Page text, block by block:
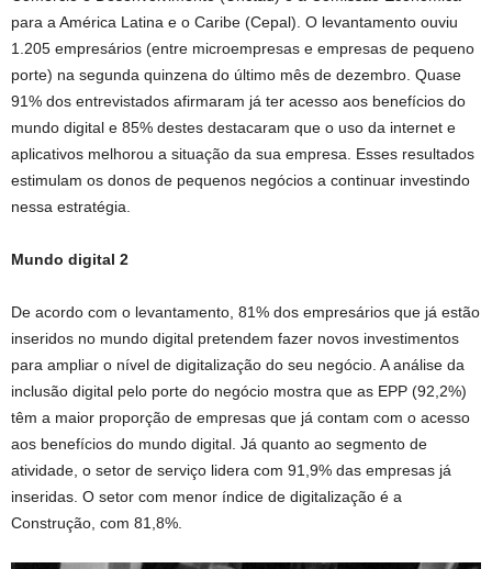
para a América Latina e o Caribe (Cepal). O levantamento ouviu
1.205 empresários (entre microempresas e empresas de pequeno
porte) na segunda quinzena do último mês de dezembro. Quase
91% dos entrevistados afirmaram já ter acesso aos benefícios do
mundo digital e 85% destes destacaram que o uso da internet e
aplicativos melhorou a situação da sua empresa. Esses resultados
estimulam os donos de pequenos negócios a continuar investindo
nessa estratégia.
Mundo digital 2
De acordo com o levantamento, 81% dos empresários que já estão
inseridos no mundo digital pretendem fazer novos investimentos
para ampliar o nível de digitalização do seu negócio. A análise da
inclusão digital pelo porte do negócio mostra que as EPP (92,2%)
têm a maior proporção de empresas que já contam com o acesso
aos benefícios do mundo digital. Já quanto ao segmento de
atividade, o setor de serviço lidera com 91,9% das empresas já
inseridas. O setor com menor índice de digitalização é a
Construção, com 81,8%.